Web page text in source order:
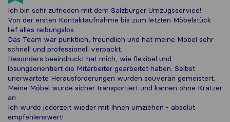
Ich bin sehr zufrieden mit dem Salzburger Umzugsservice!
Von der ersten Kontaktaufnahme bis zum letzten Möbelstück
lief alles reibungslos.
Das Team war pünktlich, freundlich und hat meine Möbel sehr
schnell und professionell verpackt.
Besonders beeindruckt hat mich, wie flexibel und
lösungsorientiert die Mitarbeiter gearbeitet haben. Selbst
unerwartete Herausforderungen wurden souverän gemeistert.
Meine Möbel wurde sicher transportiert und kamen ohne Kratzer
an.
Ich würde jederzeit wieder mit Ihnen umziehen - absolut
empfehlenswert!